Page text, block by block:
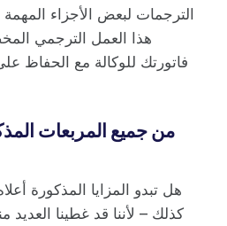
الترجمات لبعض الأجزاء
هذا العمل الترجمي
فاتورتك للوكالة مع الحفاظ
هل تبدو المزايا المذكورة
كذلك – لأننا قد غطينا العديد